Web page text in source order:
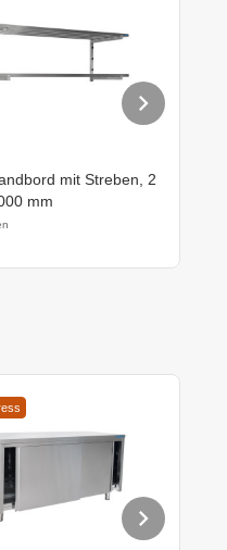
mit Streben, 2
mm